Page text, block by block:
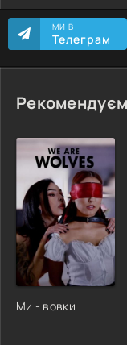
МИ В
Телеграм
Ми - вовки